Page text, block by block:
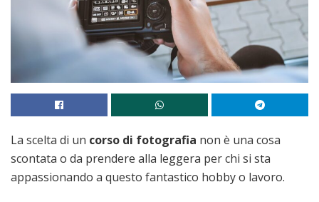
La scelta di un corso di fotografia non è una cosa
scontata o da prendere alla leggera per chi si sta
appassionando a questo fantastico hobby o lavoro.